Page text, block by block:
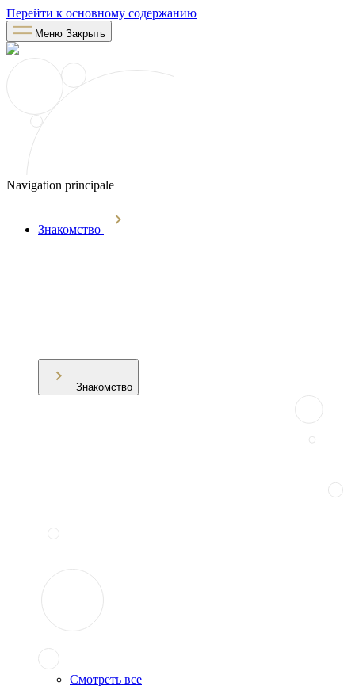
Перейти к основному содержанию
Меню Закрыть
Navigation principale
Знакомство
Знакомство
Смотреть все